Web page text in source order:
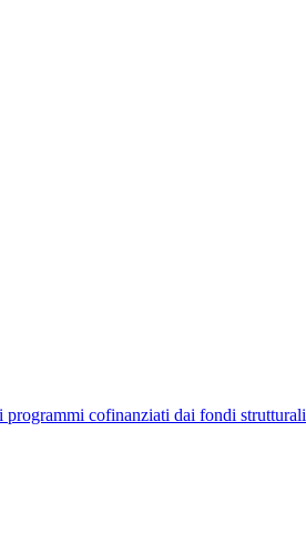
programmi cofinanziati dai fondi strutturali